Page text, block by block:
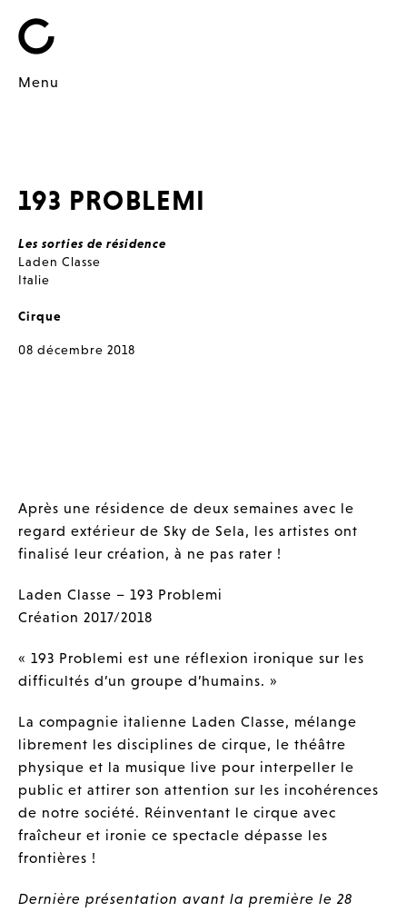
Menu
193 PROBLEMI
Les sorties de résidence
Laden Classe
Italie
Cirque
08 décembre 2018
Après une résidence de deux semaines avec le
regard extérieur de Sky de Sela, les artistes ont
finalisé leur création, à ne pas rater !
Laden Classe – 193 Problemi
Création 2017/2018
« 193 Problemi est une réflexion ironique sur les
difficultés d’un groupe d’humains. »
La compagnie italienne Laden Classe, mélange
librement les disciplines de cirque, le théâtre
physique et la musique live pour interpeller le
public et attirer son attention sur les incohérences
de notre société. Réinventant le cirque avec
fraîcheur et ironie ce spectacle dépasse les
frontières !
Dernière présentation avant la première le 28